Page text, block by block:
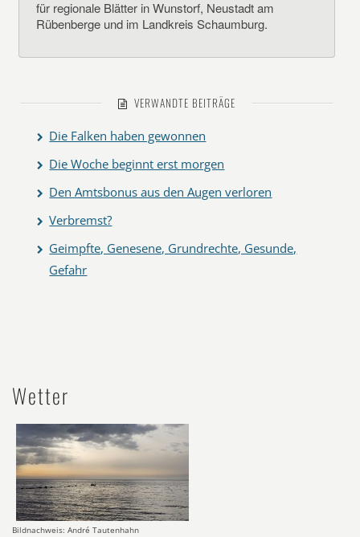
für regionale Blätter in Wunstorf, Neustadt am
Rübenberge und im Landkreis Schaumburg.
VERWANDTE BEITRÄGE
Die Falken haben gewonnen
Die Woche beginnt erst morgen
Den Amtsbonus aus den Augen verloren
Verbremst?
Geimpfte, Genesene, Grundrechte, Gesunde,
Gefahr
Wetter
Bildnachweis: André Tautenhahn